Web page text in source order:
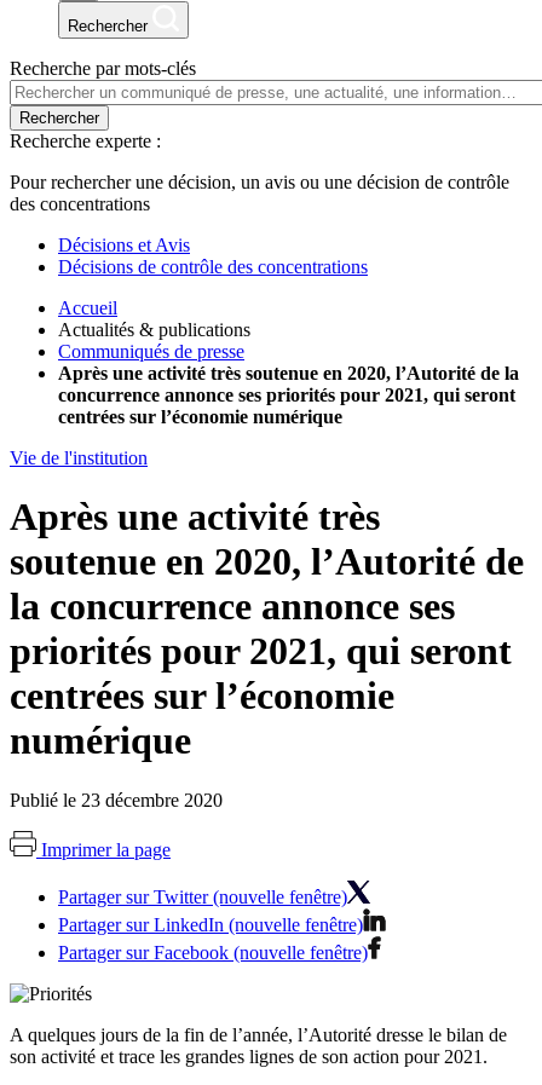
Rechercher
Recherche par mots-clés
Rechercher
Recherche experte :
Pour rechercher une décision, un avis ou une décision de contrôle
des concentrations
Décisions et Avis
Décisions de contrôle des concentrations
Accueil
Actualités & publications
Communiqués de presse
Après une activité très soutenue en 2020, l’Autorité de la
concurrence annonce ses priorités pour 2021, qui seront
centrées sur l’économie numérique
Vie de l'institution
Après une activité très
soutenue en 2020, l’Autorité de
la concurrence annonce ses
priorités pour 2021, qui seront
centrées sur l’économie
numérique
Publié le 23 décembre 2020
Imprimer la page
Partager sur Twitter (nouvelle fenêtre)
Partager sur LinkedIn (nouvelle fenêtre)
Partager sur Facebook (nouvelle fenêtre)
A quelques jours de la fin de l’année, l’Autorité dresse le bilan de
son activité et trace les grandes lignes de son action pour 2021.